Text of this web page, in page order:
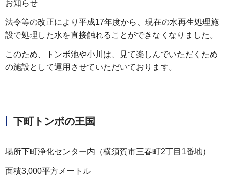
お知らせ
法令等の改正により平成17年度から、現在の水再生処理施
設で処理した水を直接触れることができなくなりました。
このため、トンボ池や小川は、見て楽しんでいただくため
の施設として運用させていただいております。
下町トンボの王国
場所下町浄化センター内（横須賀市三春町2丁目1番地）
面積3,000平方メートル